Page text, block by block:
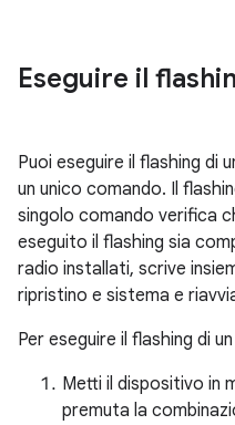
Eseguire il
Puoi eseguire il flashing di
un unico comando. Il
singolo comando verifica
eseguito il flashing sia
radio installati, scrive
ripristino e sistema e
Per eseguire il flashing di
Metti il dispositivo in
premuta la